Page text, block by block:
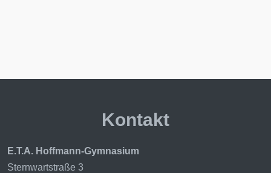
Kontakt
E.T.A. Hoffmann-Gymnasium
Sternwartstraße 3